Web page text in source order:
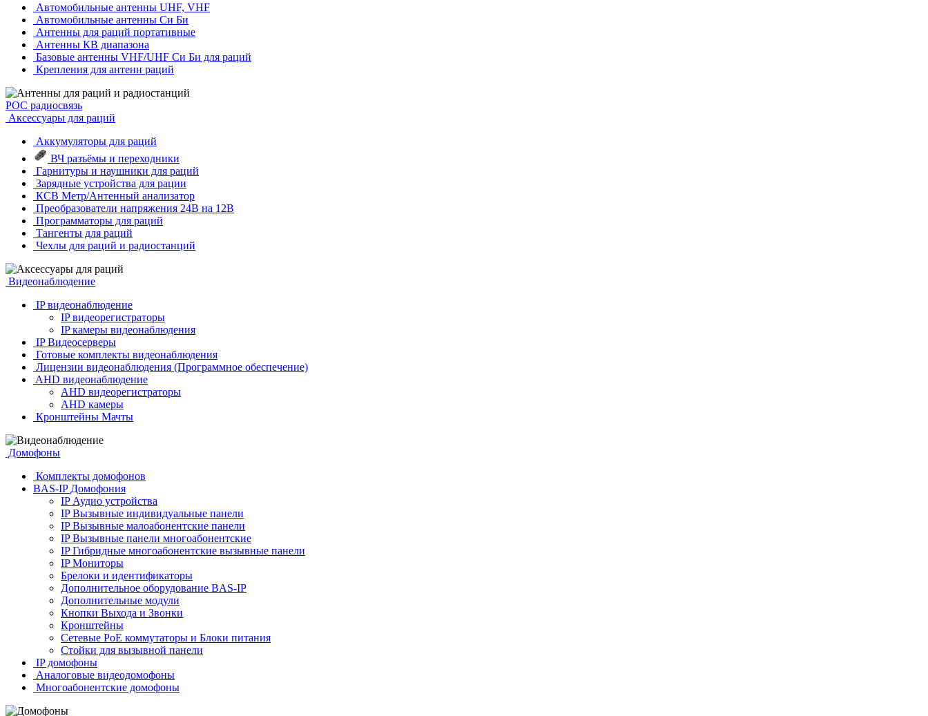
Автомобильные антенны UHF, VHF
Автомобильные антенны Си Би
Антенны для раций портативные
Антенны КВ диапазона
Базовые антенны VHF/UHF Си Би для раций
Крепления для антенн раций
POC радиосвязь
Аксессуары для раций
Аккумуляторы для раций
ВЧ разъёмы и переходники
Гарнитуры и наушники для раций
Зарядные устройства для рации
КСВ Метр/Антенный анализатор
Преобразователи напряжения 24В на 12В
Программаторы для раций
Тангенты для раций
Чехлы для раций и радиостанций
Видеонаблюдение
IP видеонаблюдение
IP видеорегистраторы
IP камеры видеонаблюдения
IP Видеосерверы
Готовые комплекты видеонаблюдения
Лицензии видеонаблюдения (Программное обеспечение)
AHD видеонаблюдение
AHD видеорегистраторы
AHD камеры
Кронштейны Мачты
Домофоны
Комплекты домофонов
BAS-IP Домофония
IP Аудио устройства
IP Вызывные индивидуальные панели
IP Вызывные малоабонентские панели
IP Вызывные панели многоабонентские
IP Гибридные многоабонентские вызывные панели
IP Мониторы
Брелоки и идентификаторы
Дополнительное оборудование BAS-IP
Дополнительные модули
Кнопки Выхода и Звонки
Кронштейны
Сетевые PoE коммутаторы и Блоки питания
Стойки для вызывной панели
IP домофоны
Аналоговые видеодомофоны
Многоабонентские домофоны